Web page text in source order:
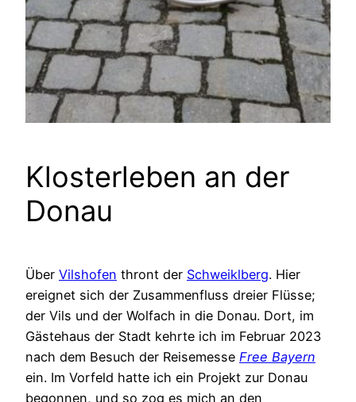
Klosterleben an der
Donau
Über Vilshofen thront der Schweiklberg. Hier
ereignet sich der Zusammenfluss dreier Flüsse;
der Vils und der Wolfach in die Donau. Dort, im
Gästehaus der Stadt kehrte ich im Februar 2023
nach dem Besuch der Reisemesse Free Bayern
ein. Im Vorfeld hatte ich ein Projekt zur Donau
begonnen, und so zog es mich an den